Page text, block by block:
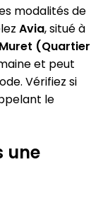
modalités de
Avia, situé à
(Quartier
et peut
Vérifiez si
le
une